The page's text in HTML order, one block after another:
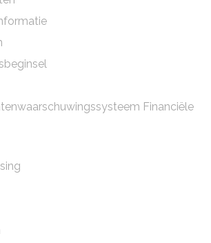
Financiële